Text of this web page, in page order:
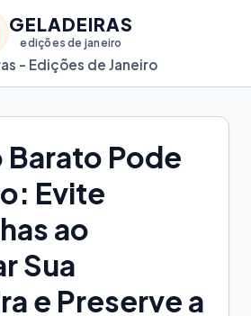
GELADEIRAS
edições de janeiro
- Edições de Janeiro
Barato Pode
Evite
ao
Sua
e Preserve a